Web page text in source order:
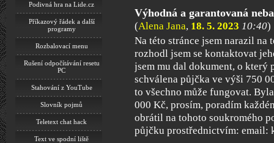
Podivná hra na Lide.cz
Příkazový řádek a další
programy
Rozbalovací menu
Rušení odpočítávání resetu
PC
Stahování z YouTube
Slovník pojmů
Teletext chat hack
Text ve spodní liště
Výhodná a garantovaná
(Alena Jana, 18. 5. 2023 10:40)
Na této stránce jsem narazil
rozhodl jsem se kontaktovat
jsem mu dal dokument, o který
schválena půjčka ve výši 750
to všechno může fungovat.
000 Kč, prosím, poradím
obrátil na tohoto soukromého
půjčku prostřednictvím: email: